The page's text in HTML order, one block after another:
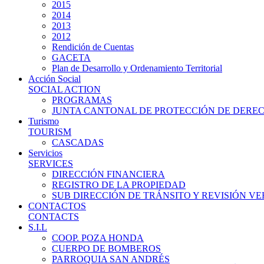
2015
2014
2013
2012
Rendición de Cuentas
GACETA
Plan de Desarrollo y Ordenamiento Territorial
Acción Social
SOCIAL ACTION
PROGRAMAS
JUNTA CANTONAL DE PROTECCIÓN DE
Turismo
TOURISM
CASCADAS
Servicios
SERVICES
DIRECCIÓN FINANCIERA
REGISTRO DE LA PROPIEDAD
SUB DIRECCIÓN DE TRÁNSITO Y REVISIÓN
CONTACTOS
CONTACTS
S.I.L
COOP. POZA HONDA
CUERPO DE BOMBEROS
PARROQUIA SAN ANDRÉS